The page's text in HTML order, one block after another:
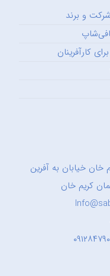
و برند
کارآفرینان
خان خیابان به آفرین